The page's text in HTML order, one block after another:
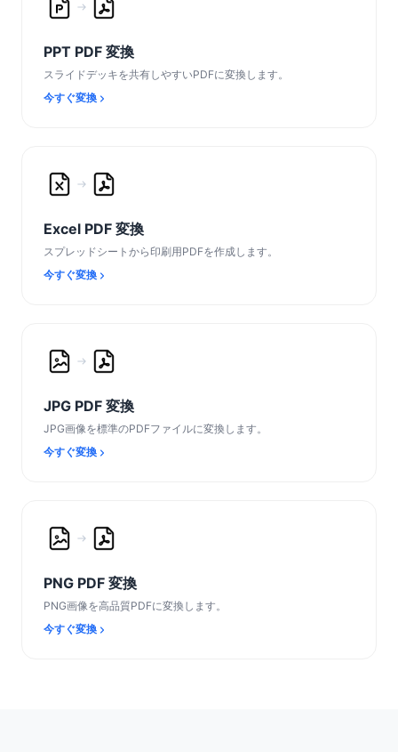
PPT PDF 変換
スライドデッキを共有しやすいPDFに変換します。
今すぐ変換
Excel PDF 変換
スプレッドシートから印刷用PDFを作成します。
今すぐ変換
JPG PDF 変換
JPG画像を標準のPDFファイルに変換します。
今すぐ変換
PNG PDF 変換
PNG画像を高品質PDFに変換します。
今すぐ変換